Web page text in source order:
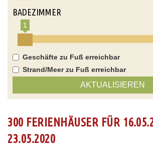
BADEZIMMER
1
Geschäfte zu Fuß erreichbar
Strand/Meer zu Fuß erreichbar
AKTUALISIEREN
300 FERIENHÄUSER FÜR
23.05.2020